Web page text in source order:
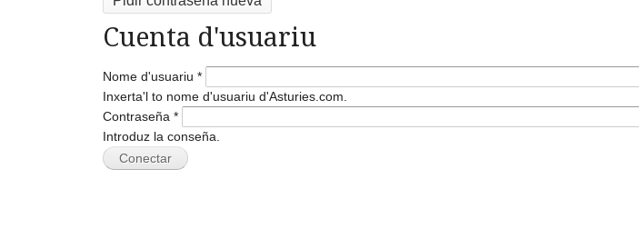
Cuenta d'usuariu
Nome d'usuariu *
Inxerta'l to nome d'usuariu d'Asturies.com.
Contraseña *
Introduz la conseña.